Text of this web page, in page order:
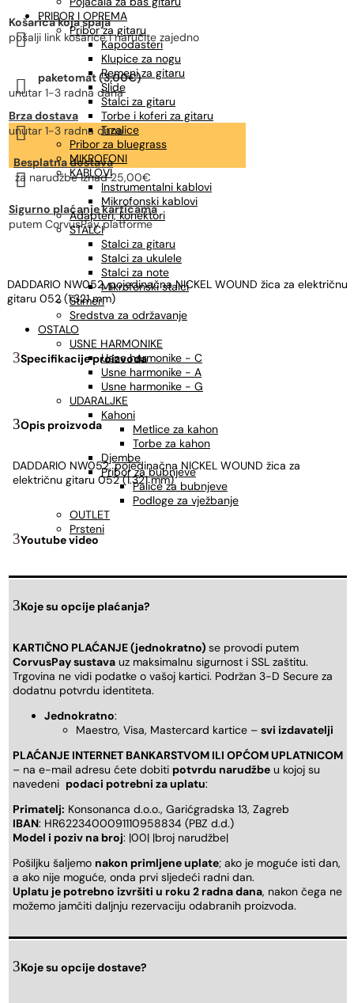
PRIBOR I OPREMA
Pribor za gitaru
Kapodasteri
Klupice za nogu
Remeni za gitaru
Slide
Stalci za gitaru
Torbe i koferi za gitaru
Trzalice
Pribor za bluegrass
MIKROFONI
KABLOVI
Instrumentalni kablovi
Mikrofonski kablovi
Adapteri, konektori
STALCI
Stalci za gitaru
Stalci za ukulele
Stalci za note
Mikrofonski stalci
Štimeri
Sredstva za održavanje
OSTALO
USNE HARMONIKE
Usne harmonike - C
Usne harmonike - A
Usne harmonike - G
UDARALJKE
Kahoni
Metlice za kahon
Torbe za kahon
Djembe
Pribor za bubnjeve
Palice za bubnjeve
Podloge za vježbanje
OUTLET
Prsteni
količina
Košarica koja spaja
pošalji link košarice i naručite zajedno

paketomat (3,00€)
unutar 1-3 radna dana

Brza dostava
unutar 1-3 radna dana

Besplatna dostava
za narudžbeiznad 25,00€

Sigurno plaćanje karticama
putem CorvusPay platforme
DADDARIO NW052, pojedinačna NICKEL WOUND žica za električnu
gitaru 052 (1.321 mm)
Specifikacije proizvoda
Opis proizvoda
DADDARIO NW052, pojedinačna NICKEL WOUND žica za
električnu gitaru 052 (1.321 mm)
Youtube video
Koje su opcije plaćanja?
KARTIČNO PLAĆANJE (jednokratno) se provodi putem
CorvusPay sustava uz maksimalnu sigurnost i SSL zaštitu.
Trgovina ne vidi podatke o vašoj kartici. Podržan 3-D Secure za
dodatnu potvrdu identiteta.
Jednokratno:
Maestro, Visa, Mastercard kartice – svi izdavatelji
PLAĆANJE INTERNET BANKARSTVOM ILI OPĆOM UPLATNICOM
– na e-mail adresu ćete dobiti potvrdu narudžbe u kojoj su
navedeni podaci potrebni za uplatu:
Primatelj: Konsonanca d.o.o., Garićgradska 13, Zagreb
IBAN: HR6223400091110958834 (PBZ d.d.)
Model i poziv na broj: |00| |broj narudžbe|
Pošiljku šaljemo nakon primljene uplate; ako je moguće isti dan,
a ako nije moguće, onda prvi sljedeći radni dan.
Uplatu je potrebno izvršiti u roku 2 radna dana, nakon čega ne
možemo jamčiti daljnju rezervaciju odabranih proizvoda.
Koje su opcije dostave?